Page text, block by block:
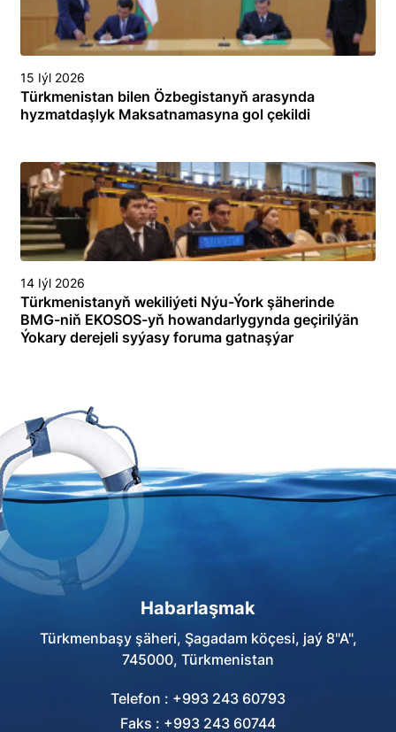
15 Iýl 2026
Türkmenistan bilen Özbegistanyň arasynda
hyzmatdaşlyk Maksatnamasyna gol çekildi
14 Iýl 2026
Türkmenistanyň wekiliýeti Nýu-Ýork şäherinde
BMG-niň EKOSOS-yň howandarlygynda geçirilýän
Ýokary derejeli syýasy foruma gatnaşýar
Habarlaşmak
Türkmenbaşy şäheri, Şagadam köçesi, jaý 8"A",
745000, Türkmenistan
Telefon : +993 243 60793
Faks : +993 243 60744